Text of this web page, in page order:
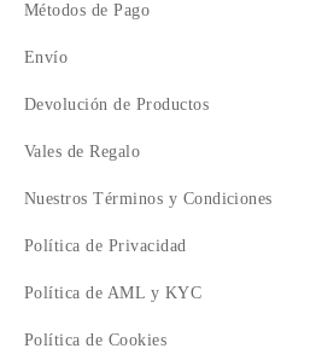
Métodos de Pago
Envío
Devolución de Productos
Vales de Regalo
Nuestros Términos y Condiciones
Política de Privacidad
Política de AML y KYC
Política de Cookies